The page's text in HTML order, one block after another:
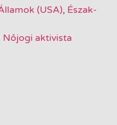
(USA), Észak-
Nőjogi aktivista